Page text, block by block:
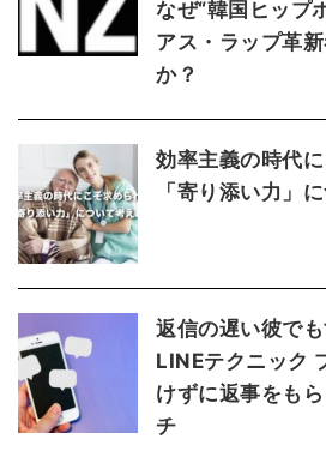
なぜ“韓国ヒップ
アス・ラップ革
か？
効率主義の時代
「寄り添い力」
返信の遅い彼で
LINEテクニック
けずに返事をも
チ